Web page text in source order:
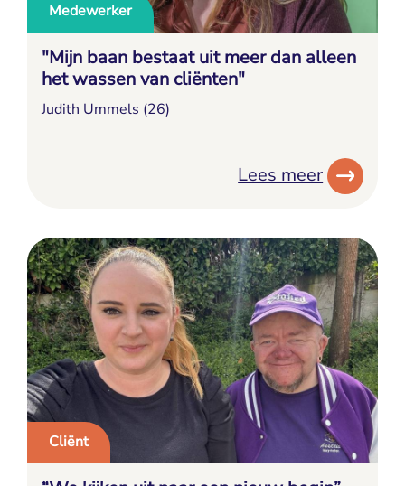
Medewerker
"Mijn baan bestaat uit meer dan alleen
het wassen van cliënten"
Judith Ummels (26)
Lees meer
Cliënt